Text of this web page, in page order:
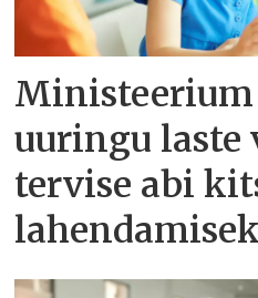
uuringu laste
tervise abi